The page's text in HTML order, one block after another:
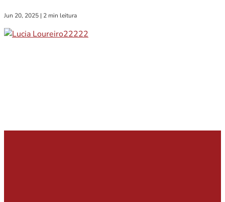
Jun 20, 2025 | 2 min leitura